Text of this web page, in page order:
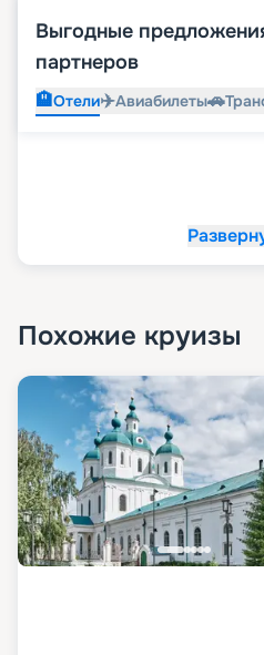
Выгодные
партнеров
🏨Отели✈️Авиабилеты🚗
Похожие круизы